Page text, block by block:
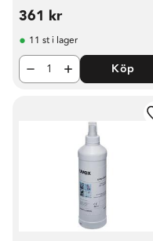
361 kr
11 st i lager
Köp